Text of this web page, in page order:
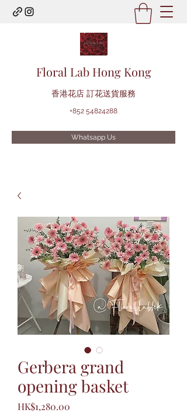
Floral Lab Hong Kong
​香港花店 訂花送貨服務
+852 54824288
Whatsapp Us
Gerbera grand
opening basket
HK$1,280.00